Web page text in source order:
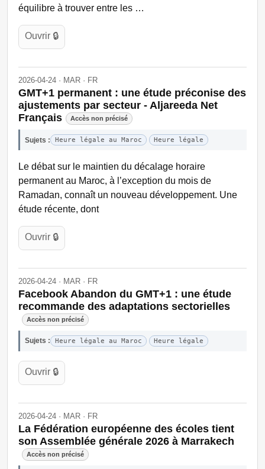
équilibre à trouver entre les …
Ouvrir 🔒
2026-04-24 · MAR · FR
GMT+1 permanent : une étude préconise des
ajustements par secteur - Aljareeda Net
Français
Accès non précisé
Sujets : Heure légale au Maroc Heure légale
Le débat sur le maintien du décalage horaire
permanent au Maroc, à l’exception du mois de
Ramadan, connaît un nouveau développement. Une
étude récente, dont
Ouvrir 🔒
2026-04-24 · MAR · FR
Facebook Abandon du GMT+1 : une étude
recommande des adaptations sectorielles
Accès non précisé
Sujets : Heure légale au Maroc Heure légale
Ouvrir 🔒
2026-04-24 · MAR · FR
La Fédération européenne des écoles tient
son Assemblée générale 2026 à Marrakech
Accès non précisé